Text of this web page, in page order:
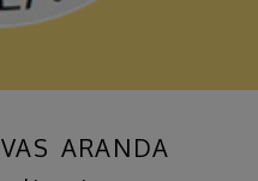
ARANDA